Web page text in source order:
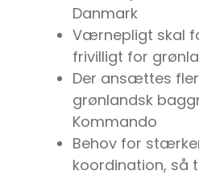
Danmark
Værnepligt skal
frivilligt for
Der ansættes
grønlandsk
Kommando
Behov for
koordination, så